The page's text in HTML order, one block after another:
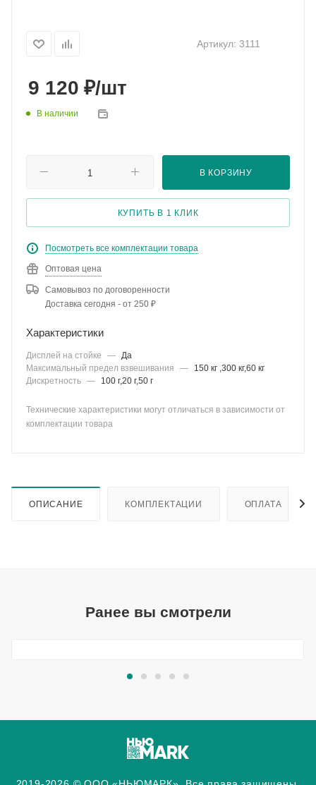
Артикул: 3111
9 120 ₽/шт
В наличии
В КОРЗИНУ
КУПИТЬ В 1 КЛИК
Посмотреть все комплектации товара
Оптовая цена
Самовывоз по договоренности
Доставка сегодня - от 250 ₽
Характеристики
Дисплей на стойке — Да
Максимальный предел взвешивания
—
150 кг ,300 кг,60 кг
Дискретность — 100 г,20 г,50 г
Технические характеристики могут отличаться в зависимости от
комплектации товара
ОПИСАНИЕ КОМПЛЕКТАЦИИ ОПЛАТА
Ранее вы смотрели